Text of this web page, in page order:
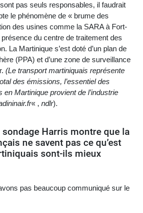
pas seuls responsables, il faudrait
le phénomène de « brume des
des usines comme la SARA à Fort-
du centre de traitement des
La Martinique s’est doté d’un plan de
(PPA) et d’une zone de surveillance
(Le transport martiniquais représente
des émissions, l’essentiel des
Martinique provient de l’industrie
« , ndlr).
sondage Harris montre que la
ne savent pas ce qu’est
sont-ils mieux
pas beaucoup communiqué sur le